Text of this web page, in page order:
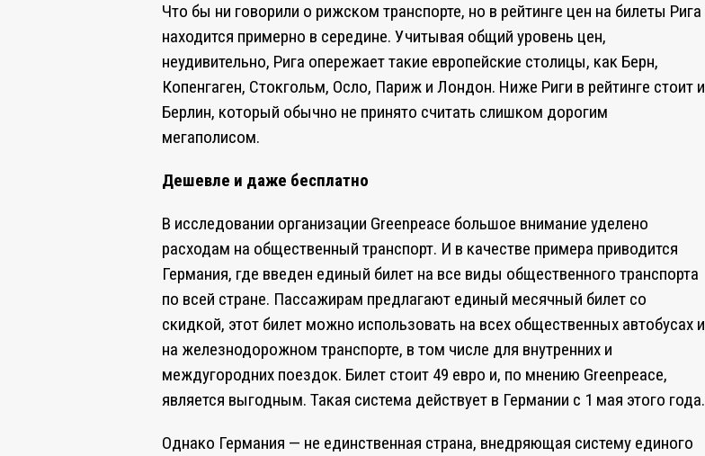
Что бы ни говорили о рижском транспорте, но в рейтинге цен на билеты Рига
находится примерно в середине. Учитывая общий уровень цен,
неудивительно, Рига опережает такие европейские столицы, как Берн,
Копенгаген, Стокгольм, Осло, Париж и Лондон. Ниже Риги в рейтинге стоит и
Берлин, который обычно не принято считать слишком дорогим
мегаполисом.
Дешевле и даже бесплатно
В исследовании организации Greenpeace большое внимание уделено
расходам на общественный транспорт. И в качестве примера приводится
Германия, где введен единый билет на все виды общественного транспорта
по всей стране. Пассажирам предлагают единый месячный билет со
скидкой, этот билет можно использовать на всех общественных автобусах и
на железнодорожном транспорте, в том числе для внутренних и
междугородних поездок. Билет стоит 49 евро и, по мнению Greenpeace,
является выгодным. Такая система действует в Германии с 1 мая этого года.
Однако Германия — не единственная страна, внедряющая систему единого